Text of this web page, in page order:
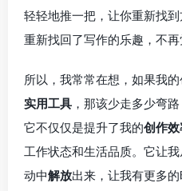
轻轻地推一把，让你重新找
重新找回了写作的乐趣，不再
所以，我常常在想，如果我
实用工具 ，那该少走多少弯
它不仅仅是提升了我的创作
工作状态和生活品质。它让
动中解放出来，让我有更多